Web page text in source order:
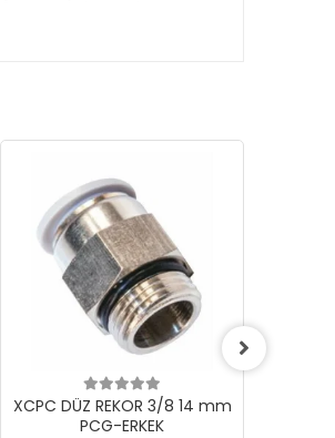
XCPC DÜZ REKOR 3/8 14 mm
PCG-ERKEK